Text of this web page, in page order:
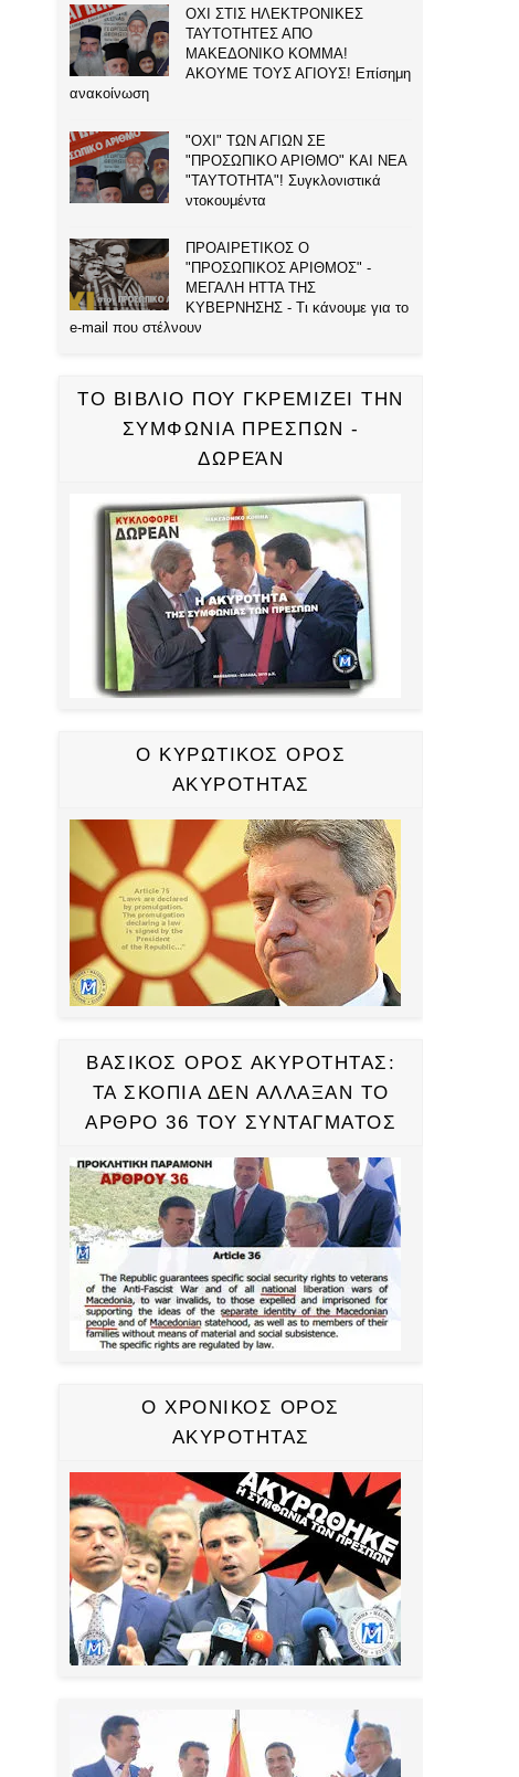
ΟΧΙ ΣΤΙΣ ΗΛΕΚΤΡΟΝΙΚΕΣ
ΤΑΥΤΟΤΗΤΕΣ ΑΠΟ
ΜΑΚΕΔΟΝΙΚΟ ΚΟΜΜΑ!
ΑΚΟΥΜΕ ΤΟΥΣ ΑΓΙΟΥΣ! Επίσημη
ανακοίνωση
"ΟΧΙ" ΤΩΝ ΑΓΙΩΝ ΣΕ
"ΠΡΟΣΩΠΙΚΟ ΑΡΙΘΜΟ" ΚΑΙ ΝΕΑ
"ΤΑΥΤΟΤΗΤΑ"! Συγκλονιστικά
ντοκουμέντα
ΠΡΟΑΙΡΕΤΙΚΟΣ Ο
"ΠΡΟΣΩΠΙΚΟΣ ΑΡΙΘΜΟΣ" -
ΜΕΓΑΛΗ ΗΤΤΑ ΤΗΣ
ΚΥΒΕΡΝΗΣΗΣ - Τι κάνουμε για το
e-mail που στέλνουν
ΤΟ ΒΙΒΛΙΟ ΠΟΥ ΓΚΡΕΜΙΖΕΙ ΤΗΝ
ΣΥΜΦΩΝΙΑ ΠΡΕΣΠΩΝ -
ΔΩΡΕΆΝ
Ο ΚΥΡΩΤΙΚΟΣ ΟΡΟΣ
ΑΚΥΡΟΤΗΤΑΣ
ΒΑΣΙΚΟΣ ΟΡΟΣ ΑΚΥΡΟΤΗΤΑΣ:
ΤΑ ΣΚΟΠΙΑ ΔΕΝ ΑΛΛΑΞΑΝ ΤΟ
ΑΡΘΡΟ 36 ΤΟΥ ΣΥΝΤΑΓΜΑΤΟΣ
Ο ΧΡΟΝΙΚΟΣ ΟΡΟΣ
ΑΚΥΡΟΤΗΤΑΣ